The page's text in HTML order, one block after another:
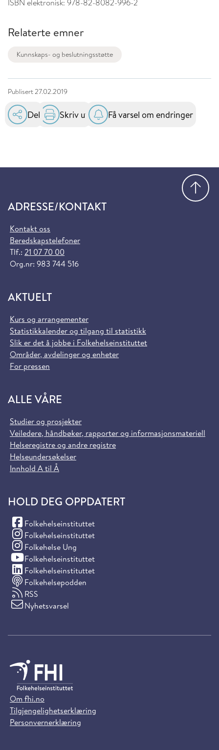
ISBN elektronisk: 978-82-8082-996-2
Relaterte emner
Kunnskaps- og beslutningsstøtte
Publisert27.02.2019
Del Skriv ut Få varsel om endringer
ADRESSE/KONTAKT
Kontakt oss
Beredskapstelefoner
Tlf.: 21 07 70 00
Org.nr: 983 744 516
AKTUELT
Kurs og arrangementer
Statistikkalender og tilgang til statistikk
Slik er det å jobbe i Folkehelseinstituttet
Områder, avdelinger og enheter
For pressen
ALLE VÅRE
Studier og prosjekter
Veiledere, håndbøker, rapporter og informasjonsmateriell
Helseregistre og andre registre
Helseundersøkelser
Innhold A til Å
HOLD DEG OPPDATERT
Folkehelseinstituttet
(Facebook)
Folkehelseinstituttet
(Instagram)
Folkehelse Ung
(Instagram)
Folkehelseinstituttet
(YouTube)
Folkehelseinstituttet
(LinkedIn)
Folkehelsepodden
RSS
Nyhetsvarsel
Om fhi.no
Tilgjengelighetserklæring
Personvernerklæring